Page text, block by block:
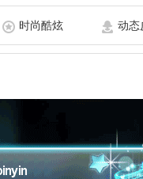
时尚酷炫 动态